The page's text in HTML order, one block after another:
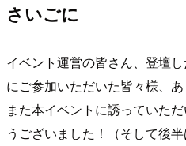
さいごに
イベント運営の皆さん、登壇
にご参加いただいた皆々様、
また本イベントに誘っていた
うございました！（そして後